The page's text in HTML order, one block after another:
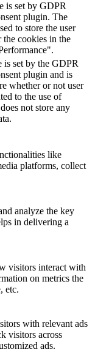
is set by GDPR
plugin. The
to store the user
the cookies in the
is set by the GDPR
plugin and is
whether or not user
to the use of
not store any
like
platforms, collect
analyze the key
in delivering a
visitors interact with
on metrics the
etc.
with relevant ads
visitors across
ads.